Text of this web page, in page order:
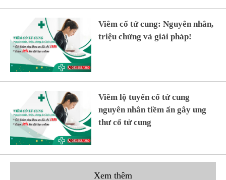
Viêm cổ tử cung: Nguyên nhân,
triệu chứng và giải pháp!
Viêm lộ tuyến cổ tử cung
nguyên nhân tiềm ẩn gây ung
thư cổ tử cung
Xem thêm